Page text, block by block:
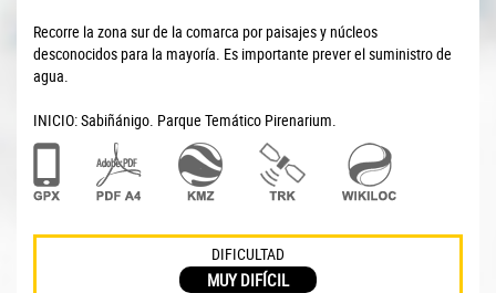
Recorre la zona sur de la comarca por paisajes y núcleos
desconocidos para la mayoría. Es importante prever el suministro de
agua.
INICIO: Sabiñánigo. Parque Temático Pirenarium.
DIFICULTAD
MUY DIFÍCIL